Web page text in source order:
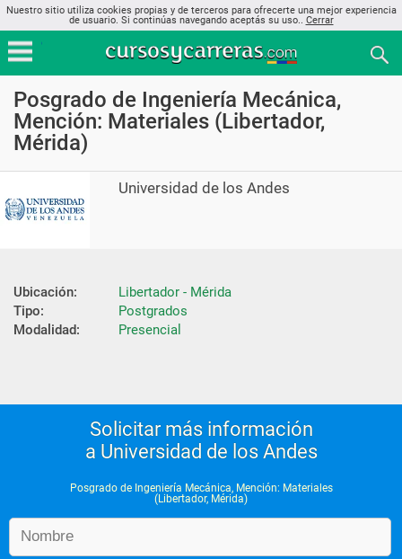
Nuestro sitio utiliza cookies propias y de terceros para ofrecerte una mejor experiencia
de usuario. Si continúas navegando aceptás su uso.. Cerrar
Posgrado de Ingeniería Mecánica,
Mención: Materiales (Libertador,
Mérida)
Universidad de los Andes
Ubicación:
Libertador - Mérida
Tipo:
Postgrados
Modalidad:
Presencial
Solicitar más información
a Universidad de los Andes
Posgrado de Ingeniería Mecánica, Mención: Materiales
(Libertador, Mérida)